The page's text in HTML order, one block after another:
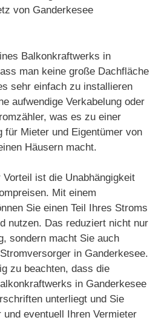
von Ganderkesee
Balkonkraftwerks in
man keine große Dachfläche
sehr einfach zu installieren
aufwendige Verkabelung oder
was es zu einer
für Mieter und Eigentümer von
Häusern macht.
ist die Unabhängigkeit
Mit einem
Sie einen Teil Ihres Stroms
nutzen. Das reduziert nicht nur
sondern macht Sie auch
in Ganderkesee.
zu beachten, dass die
in Ganderkesee
unterliegt und Sie
und eventuell Ihren Vermieter